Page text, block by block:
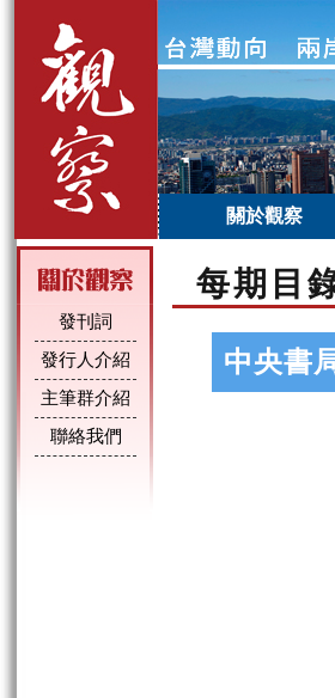
關於觀察
發刊詞
發行人介紹
主筆群介紹
聯絡我們
每期目
中央書